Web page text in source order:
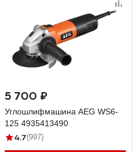
5 700 ₽
Углошлифмашина AEG WS6-
125 4935413490
4.7(997)